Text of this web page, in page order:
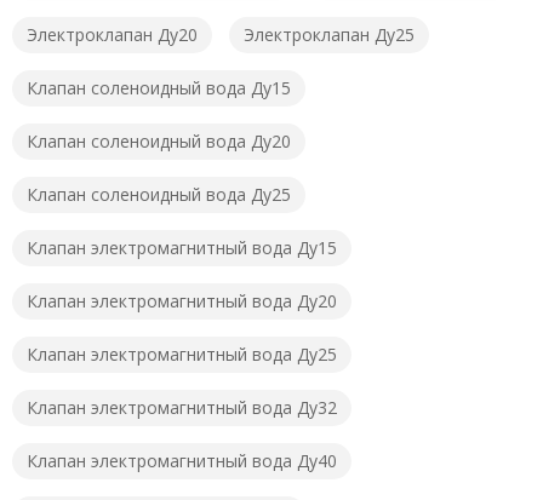
Электроклапан Ду20 Электроклапан Ду25
Клапан соленоидный вода Ду15
Клапан соленоидный вода Ду20
Клапан соленоидный вода Ду25
Клапан электромагнитный вода Ду15
Клапан электромагнитный вода Ду20
Клапан электромагнитный вода Ду25
Клапан электромагнитный вода Ду32
Клапан электромагнитный вода Ду40